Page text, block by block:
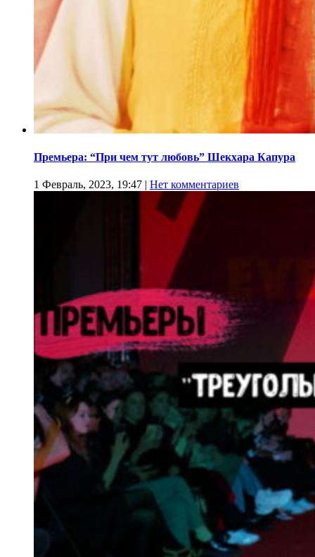
Премьера: “При чем тут любовь” Шекхара Капура
1 Февраль, 2023, 19:47 | Нет комментариев